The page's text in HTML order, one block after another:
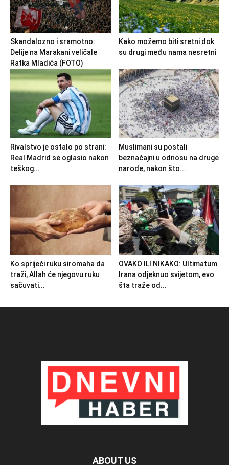
Skandalozno i sramotno:
Delije na Marakani veličale
Ratka Mladića (FOTO)
Kako možemo biti sretni dok
su drugi među nama nesretni
Rivalstvo je ostalo po strani:
Real Madrid se oglasio nakon
teškog...
Muslimani su postali
beznačajni u odnosu na druge
narode, nakon što...
Ko spriječi ruku siromaha da
traži, Allah će njegovu ruku
sačuvati...
OVAKO ILI NIKAKO: Ultimatum
Irana odjeknuo svijetom, evo
šta traže od...
ABOUT US